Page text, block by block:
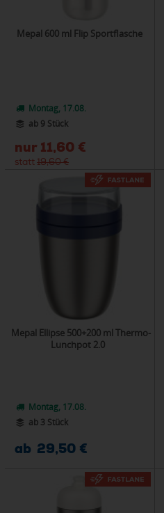
Mepal 600 ml Flip Sportflasche
Montag, 17.08.
ab 9 Stück
nur 11,60 €
statt19,60 €
Mepal Ellipse 500+200 ml Thermo-
Lunchpot 2.0
Montag, 17.08.
ab 3 Stück
ab 29,50 €